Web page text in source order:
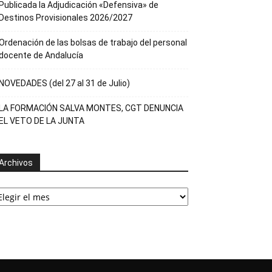
la Adjudicación «Defensiva» de
Provisionales 2026/2027
de las bolsas de trabajo del personal
de Andalucía
(del 27 al 31 de Julio)
FORMACIÓN SALVA MONTES, CGT DENUNCIA
VETO DE LA JUNTA